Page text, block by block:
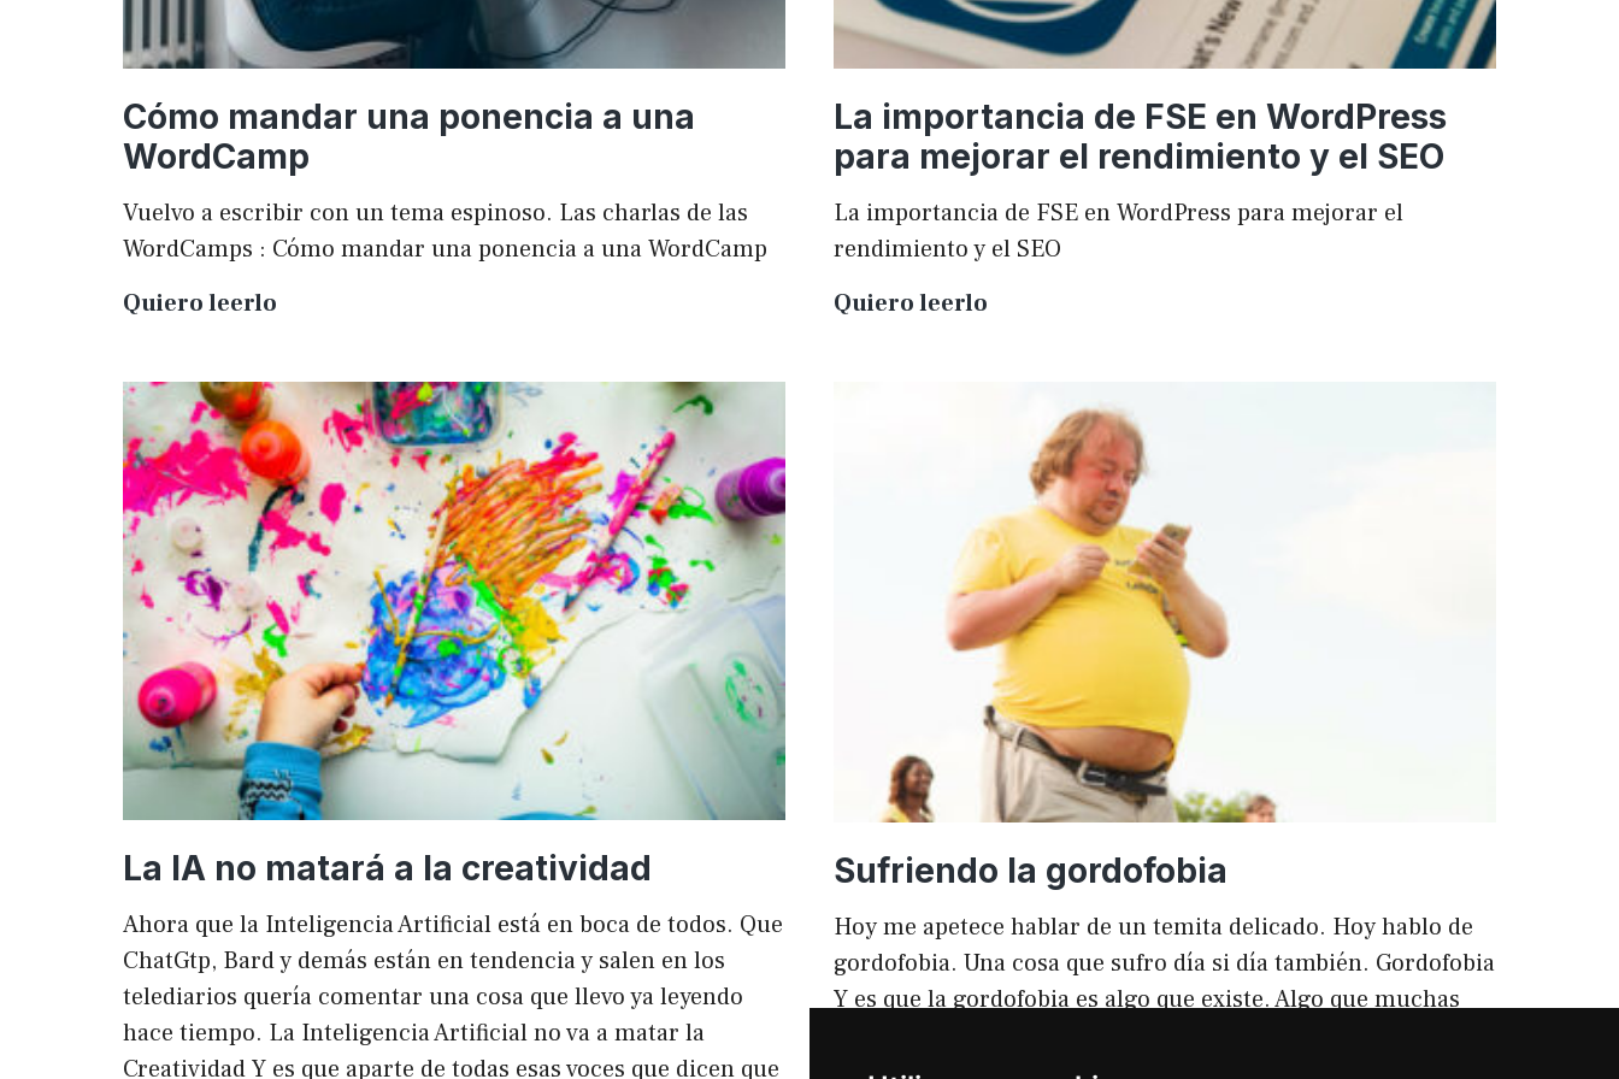
Cómo mandar una ponencia a una
WordCamp
Vuelvo a escribir con un tema espinoso. Las charlas de las
WordCamps : Cómo mandar una ponencia a una WordCamp
Quiero leerlo
una
ponencia
a
una
WordCamp
La importancia de FSE en WordPress
para mejorar el rendimiento y el SEO
La importancia de FSE en WordPress para mejorar el
rendimiento y el SEO
Quiero leerlo
WordPress
para
mejorar
el
rendimiento
el
SEO
La IA no matará a la creatividad
Ahora que la Inteligencia Artificial está en boca de todos. Que
ChatGtp, Bard y demás están en tendencia y salen en los
telediarios quería comentar una cosa que llevo ya leyendo
hace tiempo. La Inteligencia Artificial no va a matar la
Creatividad Y es que aparte de todas esas voces que dicen que
Sufriendo la gordofobia
Hoy me apetece hablar de un temita delicado. Hoy hablo de
gordofobia. Una cosa que sufro día si día también. Gordofobia
Y es que la gordofobia es algo que existe. Algo que muchas
igual que en el anuncio). Nos están vendiendo siempre unos